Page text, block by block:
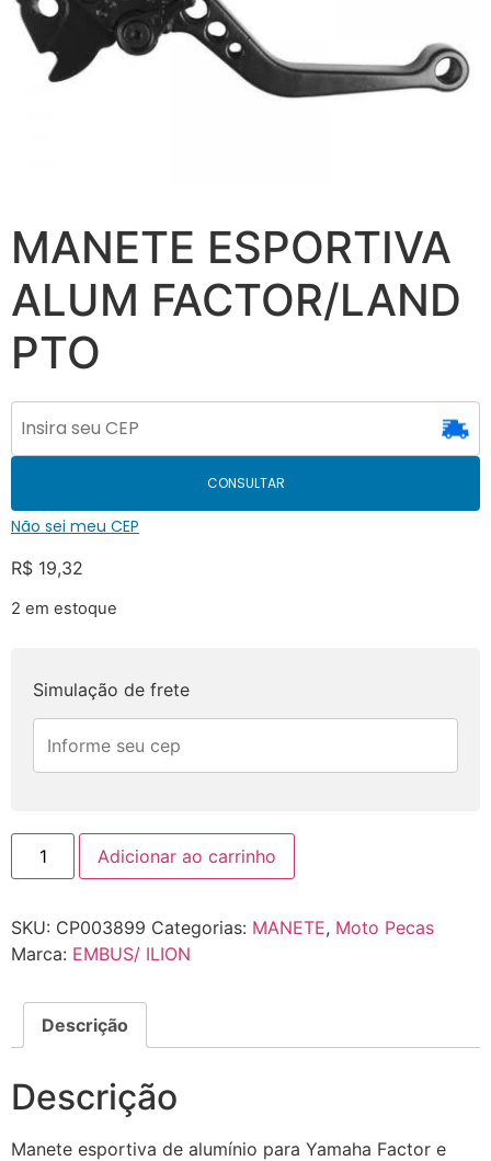
MANETE ESPORTIVA
ALUM FACTOR/LAND
PTO
CONSULTAR
Não sei meu CEP
R$ 19,32
2 em estoque
Simulação de frete
Adicionar ao carrinho
SKU: CP003899 Categorias: MANETE, Moto Pecas
Marca: EMBUS/ ILION
Descrição
Descrição
Manete esportiva de alumínio para Yamaha Factor e